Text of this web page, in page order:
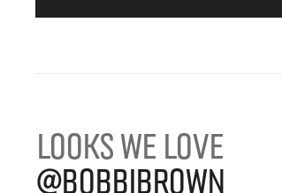
LOOKS WE LOVE
@BOBBIBROWN